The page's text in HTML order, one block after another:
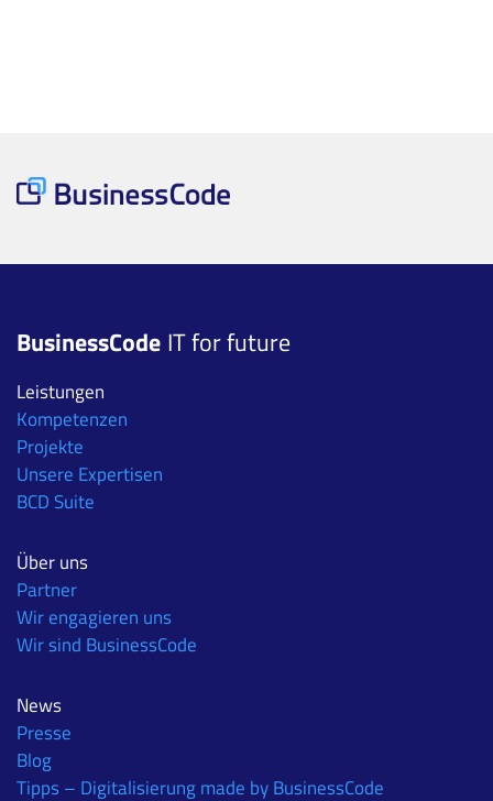
BusinessCode IT for future
Leistungen
Kompetenzen
Projekte
Unsere Expertisen
BCD Suite
Über uns
Partner
Wir engagieren uns
Wir sind BusinessCode
News
Presse
Blog
Tipps – Digitalisierung made by BusinessCode